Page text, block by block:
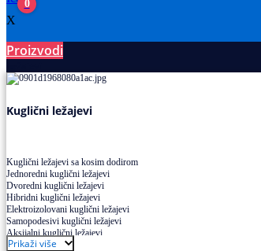
0
X
Proizvodi
Kuglični ležajevi
Kuglični ležajevi sa kosim dodirom
Jednoredni kuglični ležajevi
Dvoredni kuglični ležajevi
Hibridni kuglični ležajevi
Elektroizolovani kuglični ležajevi
Samopodesivi kuglični ležajevi
Aksijalni kuglični ležajevi
Kuglični ležajevi od nerđajućeg čelika
Prikaži više